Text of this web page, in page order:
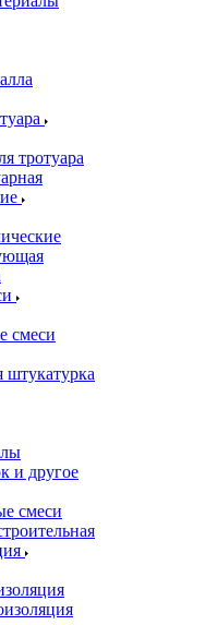
тротуара
смеси
штукатурка
и другое
смеси